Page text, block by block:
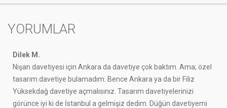
YORUMLAR
Dilek M.
Nişan davetiyesi için Ankara da davetiye çok baktım. Ama; özel
tasarım davetiye bulamadım. Bence Ankara ya da bir Filiz
Yüksekdağ davetiye açmalısınız. Tasarım davetiyelerinizi
görünce iyi ki de İstanbul a gelmişiz dedim. Düğün davetiyemi